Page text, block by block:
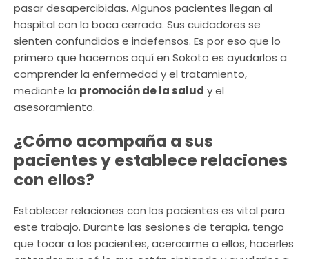
pasar desapercibidas. Algunos pacientes llegan al
hospital con la boca cerrada. Sus cuidadores se
sienten confundidos e indefensos. Es por eso que lo
primero que hacemos aquí en Sokoto es ayudarlos a
comprender la enfermedad y el tratamiento,
mediante la promoción de la salud y el
asesoramiento.
¿Cómo acompaña a sus
pacientes y establece relaciones
con ellos?
Establecer relaciones con los pacientes es vital para
este trabajo. Durante las sesiones de terapia, tengo
que tocar a los pacientes, acercarme a ellos, hacerles